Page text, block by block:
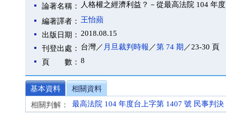
論著名稱： 人格權之經濟利益？－從最高法院 104 年
編著譯者： 王怡蘋
出版日期： 2018.08.15
刊登出處： 台灣／ 月旦裁判時報 ／第 74 期 ／23-30 頁
頁 數： 8
基本資料
相關資料
相關判解：
最高法院 104 年度台上字第 1407 號 民事判決